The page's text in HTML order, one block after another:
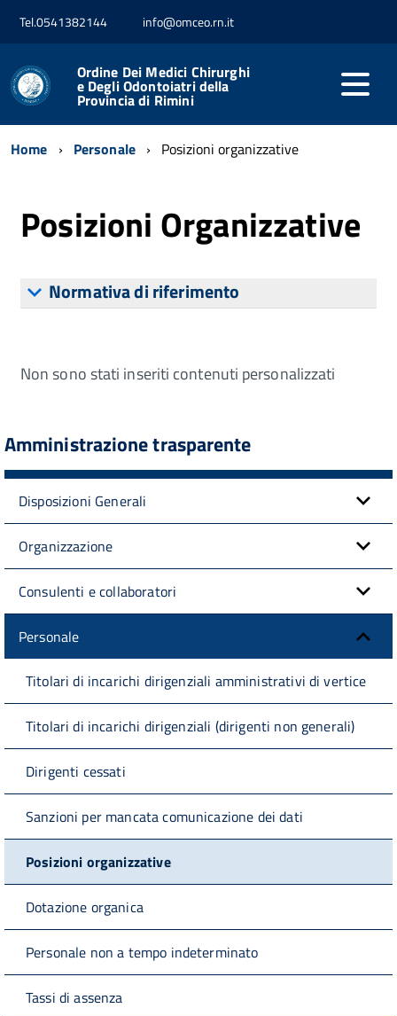
Tel.0541382144 info@omceo.rn.it
Ordine Dei Medici Chirurghi
e Degli Odontoiatri della
Provincia di Rimini
Home Personale Posizioni organizzative
Posizioni Organizzative
Normativa di riferimento
Non sono stati inseriti contenuti personalizzati
Amministrazione trasparente
Disposizioni Generali
Organizzazione
Consulenti e collaboratori
Personale
Titolari di incarichi dirigenziali amministrativi di vertice
Titolari di incarichi dirigenziali (dirigenti non generali)
Dirigenti cessati
Sanzioni per mancata comunicazione dei dati
Posizioni organizzative
Dotazione organica
Personale non a tempo indeterminato
Tassi di assenza